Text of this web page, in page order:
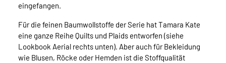
eingefangen.
Für die feinen Baumwollstoffe der Serie hat Tamara Kate
eine ganze Reihe Quilts und Plaids entworfen (siehe
Lookbook Aerial rechts unten). Aber auch für Bekleidung
wie Blusen, Röcke oder Hemden ist die Stoffqualität